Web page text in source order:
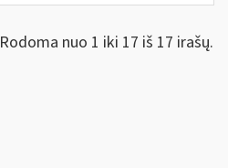
Rodoma nuo 1 iki 17 iš 17 irašų.